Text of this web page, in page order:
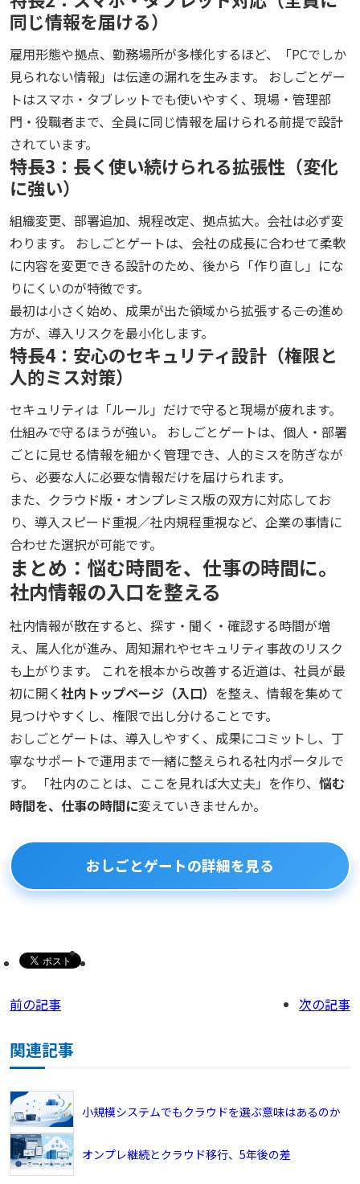
同じ情報を届ける）
雇用形態や拠点、勤務場所が多様化するほど、「PCでしか
見られない情報」は伝達の漏れを生みます。 おしごとゲー
トはスマホ・タブレットでも使いやすく、現場・管理部
門・役職者まで、全員に同じ情報を届けられる前提で設計
されています。
特長3：長く使い続けられる拡張性（変化
に強い）
組織変更、部署追加、規程改定、拠点拡大。会社は必ず変
わります。 おしごとゲートは、会社の成長に合わせて柔軟
に内容を変更できる設計のため、後から「作り直し」にな
りにくいのが特徴です。
最初は小さく始め、成果が出た領域から拡張する――この進め
方が、導入リスクを最小化します。
特長4：安心のセキュリティ設計（権限と
人的ミス対策）
セキュリティは「ルール」だけで守ると現場が疲れます。
仕組みで守るほうが強い。 おしごとゲートは、個人・部署
ごとに見せる情報を細かく管理でき、人的ミスを防ぎなが
ら、必要な人に必要な情報だけを届けられます。
また、クラウド版・オンプレミス版の双方に対応してお
り、導入スピード重視／社内規程重視など、企業の事情に
合わせた選択が可能です。
まとめ：悩む時間を、仕事の時間に。
社内情報の入口を整える
社内情報が散在すると、探す・聞く・確認する時間が増
え、属人化が進み、周知漏れやセキュリティ事故のリスク
も上がります。 これを根本から改善する近道は、社員が最
初に開く 社内トップページ（入口） を整え、情報を集めて
見つけやすくし、権限で出し分けることです。
おしごとゲートは、導入しやすく、成果にコミットし、丁
寧なサポートで運用まで一緒に整えられる社内ポータルで
す。 「社内のことは、ここを見れば大丈夫」を作り、 悩む
時間を、仕事の時間に変えていきませんか。
おしごとゲートの詳細を見る
前の記事 次の記事
関連記事
小規模システムでもクラウドを選ぶ意味はあるのか
オンプレ継続とクラウド移行、5年後の差